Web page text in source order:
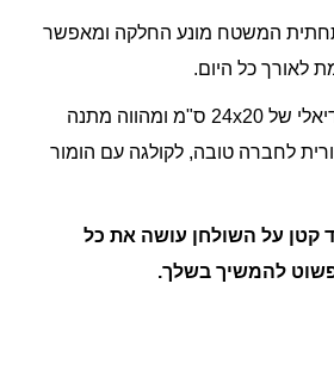
המשטח מונע החלקה ומאפשר
לאורך כל היום.
המשטח מגיע בגודל אידיאלי של 24x20 ס"מ ומהווה מתנה
לחברה טובה, לקולגה עם הומור
קטן על השולחן עושה את כל
להמשיך בשלך.